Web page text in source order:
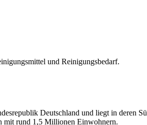
und Reinigungsbedarf.
Deutschland und liegt in deren
mit rund 1,5 Millionen Einwohnern.